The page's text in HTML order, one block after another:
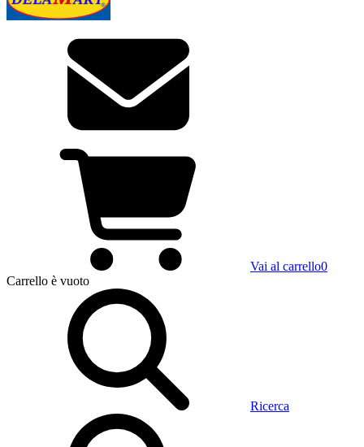
Vai al carrello0
Carrello è vuoto
Ricerca